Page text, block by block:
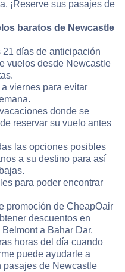
¡Reserve sus pasajes de
baratos de Newcastle
días de anticipación
vuelos desde Newcastle
viernes para evitar
donde se
reservar su vuelo antes
las opciones posibles
a su destino para así
para poder encontrar
promoción de CheapOair
descuentos en
a Bahar Dar.
horas del día cuando
puede ayudarle a
pasajes de Newcastle